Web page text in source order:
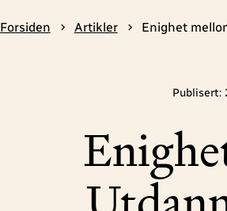
Forsiden Artikler Enighet
Publisert: